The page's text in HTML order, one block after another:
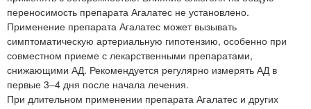
переносимость препарата Агалатес не установлено.
Применение препарата Агалатес может вызывать
симптоматическую артериальную гипотензию, особенно при
совместном приеме с лекарственными препаратами,
снижающими АД. Рекомендуется регулярно измерять АД в
первые 3–4 дня после начала лечения.
При длительном применении препарата Агалатес и других